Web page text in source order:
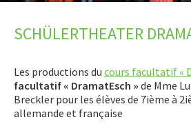
ACTUALITÉ
AGENDA
ACTIVITÉS
SCHÜLERTHEATER
Les productions du cours facultatif «
facultatif « DramatEsch » de Mme
Breckler pour les élèves de 7ième à
allemande et française